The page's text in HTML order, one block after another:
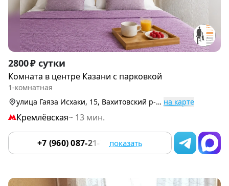
Item
1
of
2800 ₽ сутки
Комната в центре Казани с парковкой
1-комнатная
улица Гаяза Исхаки, 15, Вахитовский р-н (Центр) на карте
Кремлёвская~ 13 мин.
+7 (960) 087-21-78 показать